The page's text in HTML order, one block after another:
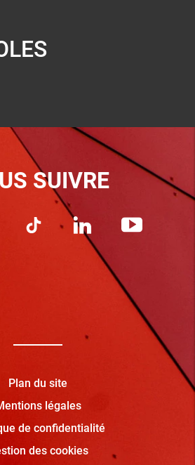
SUIVRE
Plan du site
légales
de confidentialité
des cookies